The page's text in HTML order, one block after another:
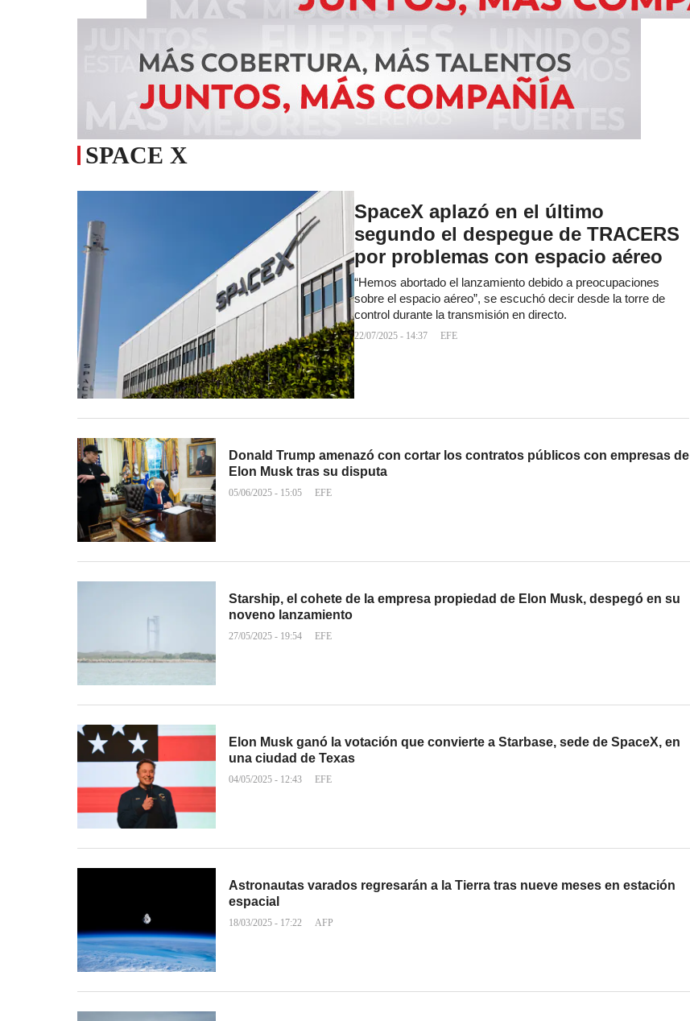
SPACE X
SpaceX aplazó en el último
segundo el despegue de TRACERS
por problemas con espacio aéreo
“Hemos abortado el lanzamiento debido a preocupaciones
sobre el espacio aéreo”, se escuchó decir desde la torre de
control durante la transmisión en directo.
22/07/2025 - 14:37 EFE
Donald Trump amenazó con cortar los contratos públicos con empresas de
Elon Musk tras su disputa
05/06/2025 - 15:05 EFE
Starship, el cohete de la empresa propiedad de Elon Musk, despegó en su
noveno lanzamiento
27/05/2025 - 19:54 EFE
Elon Musk ganó la votación que convierte a Starbase, sede de SpaceX, en
una ciudad de Texas
04/05/2025 - 12:43 EFE
Astronautas varados regresarán a la Tierra tras nueve meses en estación
espacial
18/03/2025 - 17:22 AFP